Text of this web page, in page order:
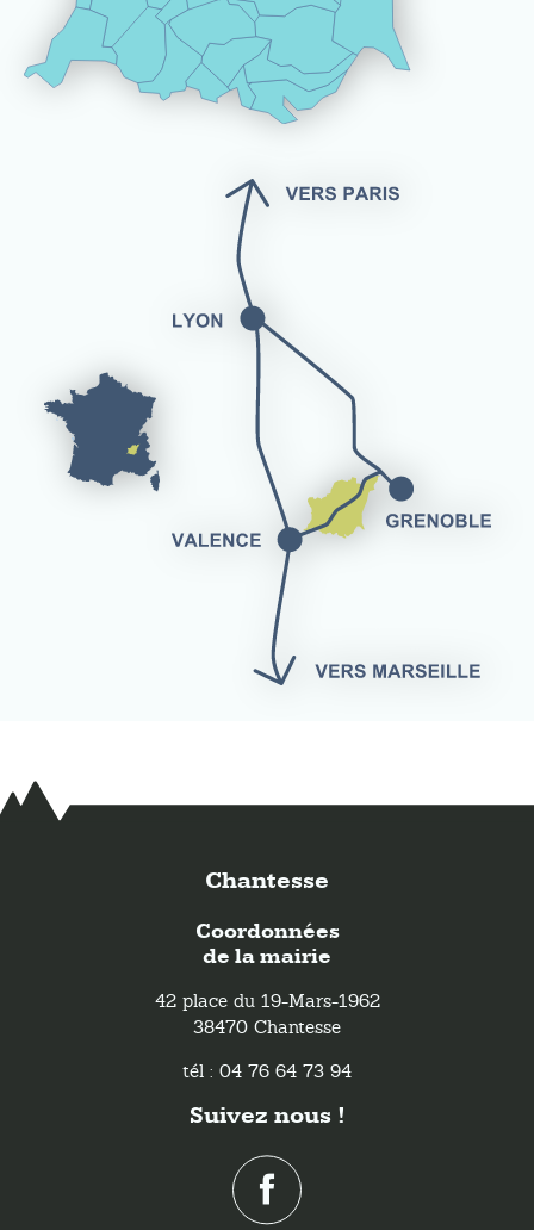
Chantesse
Coordonnées
de la mairie
42 place du 19-Mars-1962
38470 Chantesse
tél : 04 76 64 73 94
Suivez nous !